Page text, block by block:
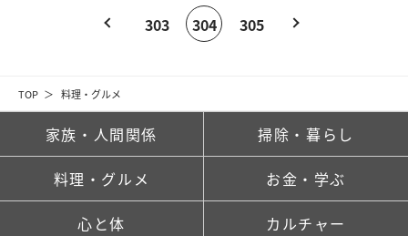
TOP 料理・グルメ
303 304 305
家族・人間関係 掃除・暮らし
料理・グルメ お金・学ぶ
心と体 カルチャー